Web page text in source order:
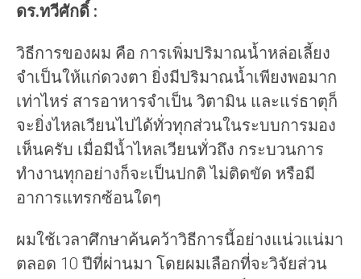
ดร.ทวีศักดิ์ :
วิธีการของผม คือ การเพิ่มปริมาณน้ำหล่อเลี้ยง
จำเป็นให้แก่ดวงตา ยิ่งมีปริมาณน้ำเพียงพอมาก
เท่าไหร่ สารอาหารจำเป็น วิตามิน และแร่ธาตุก็
จะยิ่งไหลเวียนไปได้ทั่วทุกส่วนในระบบการมอง
เห็นครับ เมื่อมีน้ำไหลเวียนทั่วถึง กระบวนการ
ทำงานทุกอย่างก็จะเป็นปกติ ไม่ติดขัด หรือมี
อาการแทรกซ้อนใดๆ
ผมใช้เวลาศึกษาค้นคว้าวิธีการนี้อย่างแน่วแน่มา
ตลอด 10 ปีที่ผ่านมา โดยผมเลือกที่จะวิจัยส่วน